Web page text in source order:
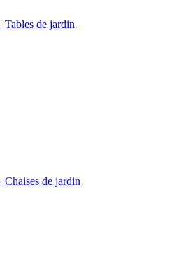
Tables de jardin
Chaises de jardin